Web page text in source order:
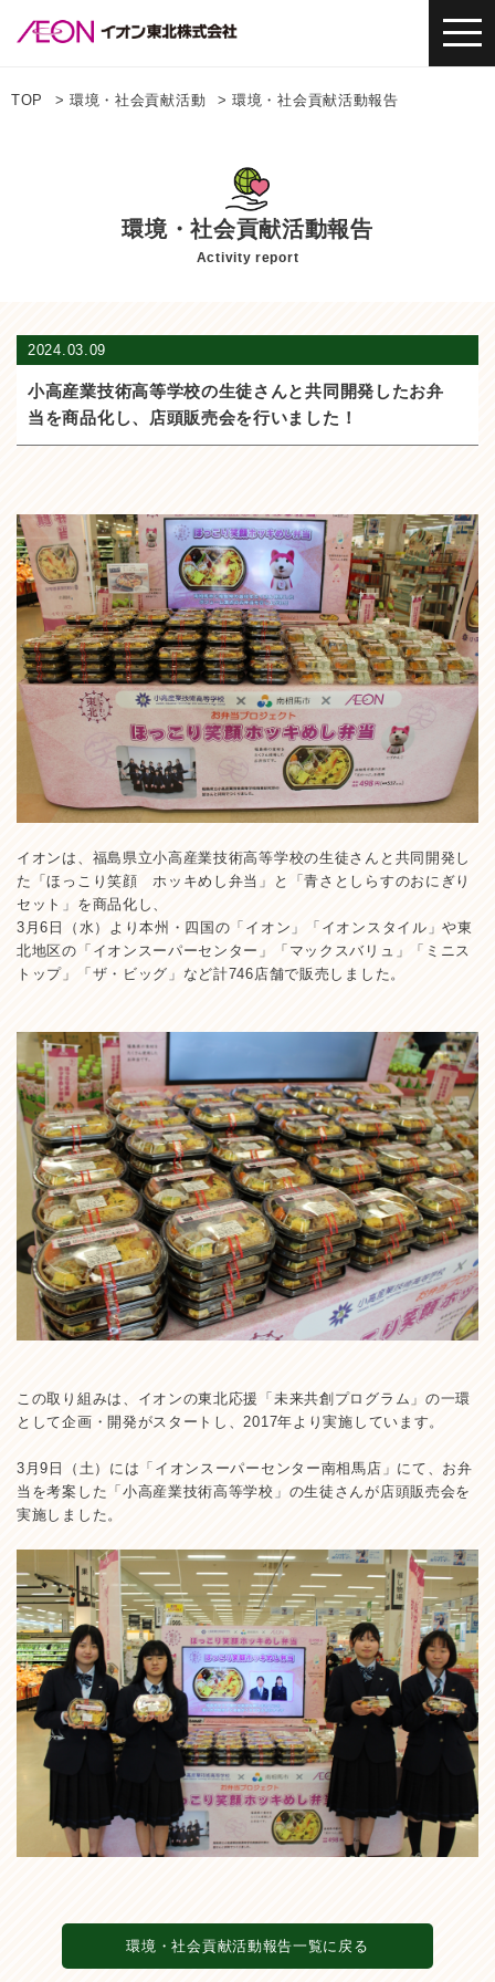
TOP 環境・社会貢献活動 環境・社会貢献活動報告
環境・社会貢献活動報告
Activity report
2024.03.09
小高産業技術高等学校の生徒さんと共同開発したお弁
当を商品化し、店頭販売会を行いました！
イオンは、福島県立小高産業技術高等学校の生徒さんと共同開発し
た「ほっこり笑顔 ホッキめし弁当」と「青さとしらすのおにぎり
セット」を商品化し、
3月6日（水）より本州・四国の「イオン」「イオンスタイル」や東
北地区の「イオンスーパーセンター」「マックスバリュ」「ミニス
トップ」「ザ・ビッグ」など計746店舗で販売しました。
この取り組みは、イオンの東北応援「未来共創プログラム」の一環
として企画・開発がスタートし、2017年より実施しています。
3月9日（土）には「イオンスーパーセンター南相馬店」にて、お弁
当を考案した「小高産業技術高等学校」の生徒さんが店頭販売会を
実施しました。
環境・社会貢献活動報告一覧に戻る